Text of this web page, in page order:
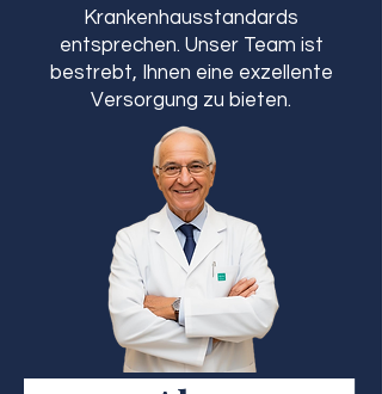
Krankenhausstandards
entsprechen. Unser Team ist
bestrebt, Ihnen eine exzellente
Versorgung zu bieten.